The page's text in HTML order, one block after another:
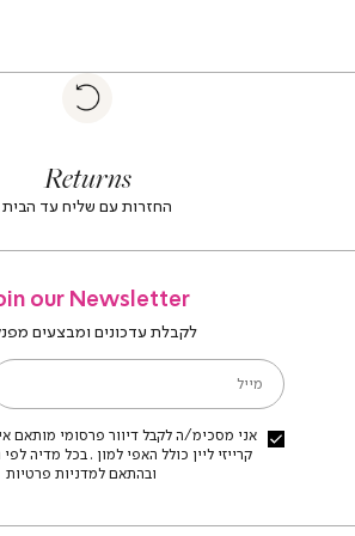
returns
banner
(4)
Returns
החזרות עם שליח עד הבית
our Newsletter
לקבלת עדכונים ומבצעים
מייל
אני מסכימ/ה לקבל דיוור פרסומי מותאם
קרייזי ליין כולל האפי למון . בכל מדיה
ובהתאם למדניות פרטיות